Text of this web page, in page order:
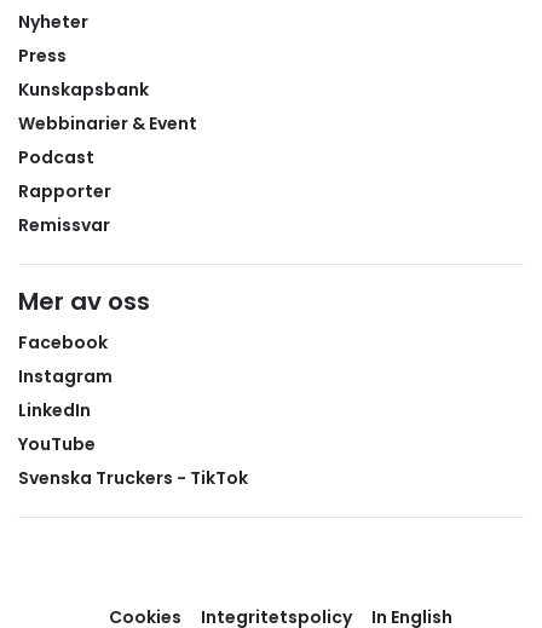
Nyheter
Press
Kunskapsbank
Webbinarier & Event
Podcast
Rapporter
Remissvar
Mer av oss
Facebook
Instagram
LinkedIn
YouTube
Svenska Truckers - TikTok
Cookies Integritetspolicy In English